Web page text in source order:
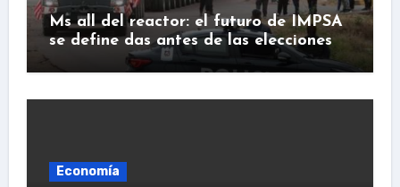
Ms all del reactor: el futuro de IMPSA
se define das antes de las elecciones
Economía